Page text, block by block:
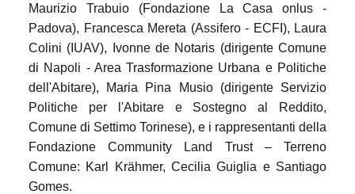
Maurizio Trabuio (Fondazione La Casa onlus -
Padova), Francesca Mereta (Assifero - ECFI), Laura
Colini (IUAV), Ivonne de Notaris (dirigente Comune
di Napoli - Area Trasformazione Urbana e Politiche
dell'Abitare), Maria Pina Musio (dirigente Servizio
Politiche per l'Abitare e Sostegno al Reddito,
Comune di Settimo Torinese), e i rappresentanti della
Fondazione Community Land Trust – Terreno
Comune: Karl Krähmer, Cecilia Guiglia e Santiago
Gomes.